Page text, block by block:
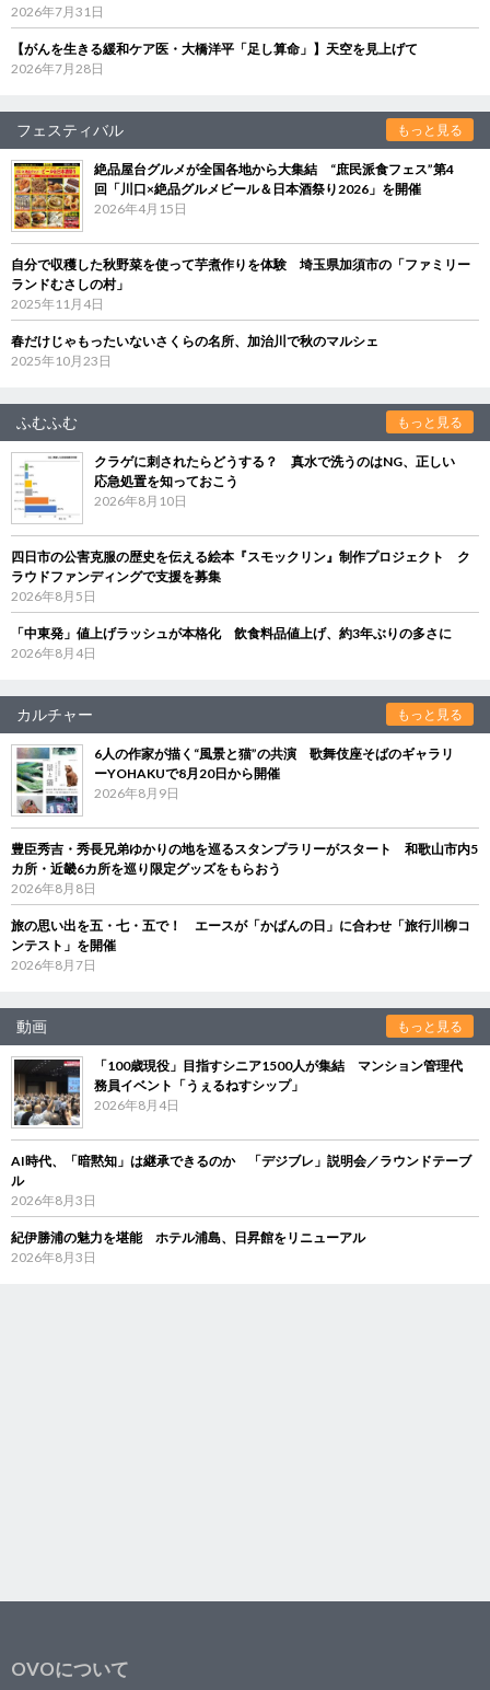
2026年7月31日
【がんを生きる緩和ケア医・大橋洋平「足し算命」】天空を見上げて
2026年7月28日
フェスティバル もっと見る
絶品屋台グルメが全国各地から大集結 “庶民派食フェス”第4
回「川口×絶品グルメビール＆日本酒祭り2026」を開催
2026年4月15日
自分で収穫した秋野菜を使って芋煮作りを体験 埼玉県加須市の「ファミリー
ランドむさしの村」
2025年11月4日
春だけじゃもったいないさくらの名所、加治川で秋のマルシェ
2025年10月23日
ふむふむ もっと見る
クラゲに刺されたらどうする？ 真水で洗うのはNG、正しい
応急処置を知っておこう
2026年8月10日
四日市の公害克服の歴史を伝える絵本『スモックリン』制作プロジェクト ク
ラウドファンディングで支援を募集
2026年8月5日
「中東発」値上げラッシュが本格化 飲食料品値上げ、約3年ぶりの多さに
2026年8月4日
カルチャー もっと見る
6人の作家が描く“風景と猫”の共演 歌舞伎座そばのギャラリ
ーYOHAKUで8月20日から開催
2026年8月9日
豊臣秀吉・秀長兄弟ゆかりの地を巡るスタンプラリーがスタート 和歌山市内5
カ所・近畿6カ所を巡り限定グッズをもらおう
2026年8月8日
旅の思い出を五・七・五で！ エースが「かばんの日」に合わせ「旅行川柳コ
ンテスト」を開催
2026年8月7日
動画 もっと見る
「100歳現役」目指すシニア1500人が集結 マンション管理代
務員イベント「うぇるねすシップ」
2026年8月4日
AI時代、「暗黙知」は継承できるのか 「デジブレ」説明会／ラウンドテーブ
ル
2026年8月3日
紀伊勝浦の魅力を堪能 ホテル浦島、日昇館をリニューアル
2026年8月3日
OVOについて